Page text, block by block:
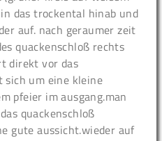
das trockental hinab und
auf. nach geraumer zeit
quackenschloß rechts
direkt vor das
sich um eine kleine
pfeier im ausgang.man
quackenschloß
gute aussicht.wieder auf